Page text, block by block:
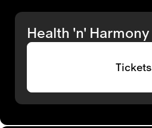
Health 'n' Harmony
Tickets